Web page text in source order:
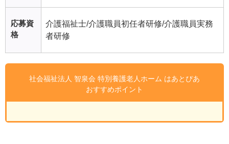
応募資
格
介護福祉士/介護職員初任者研修/介護職員実務
者研修
社会福祉法人 智泉会 特別養護老人ホーム はあとぴあ
おすすめポイント